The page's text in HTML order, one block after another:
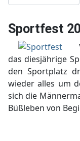
Sportfest
das diesjährige
den Sportplatz
wieder alles um
sich die
Büßleben von